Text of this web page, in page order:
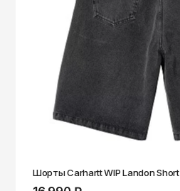
Шорты Carhartt WIP Landon Short